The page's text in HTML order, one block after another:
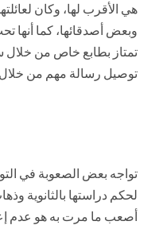
هي الأقرب لها، وكان
وبعض أصدقائها، كما أنها
تمتاز بطابع خاص من خلال
توصيل رسالة مهم من خلال
تواجه بعض الصعوبة في
لحكم دراستها بالثانوية
أصعب ما مرت به هو عدم